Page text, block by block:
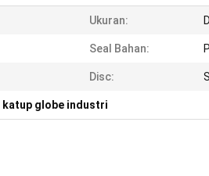
Ukuran:
Seal Bahan:
Disc:
katup globe industri